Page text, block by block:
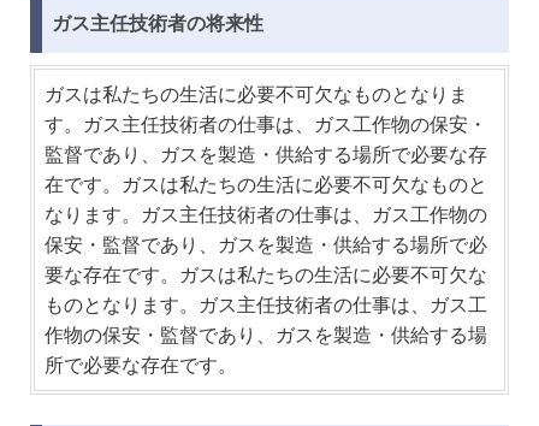
ガス主任技術者の将来性
ガスは私たちの生活に必要不可欠なものとなりま
す。ガス主任技術者の仕事は、ガス工作物の保安・
監督であり、ガスを製造・供給する場所で必要な存
在です。ガスは私たちの生活に必要不可欠なものと
なります。ガス主任技術者の仕事は、ガス工作物の
保安・監督であり、ガスを製造・供給する場所で必
要な存在です。ガスは私たちの生活に必要不可欠な
ものとなります。ガス主任技術者の仕事は、ガス工
作物の保安・監督であり、ガスを製造・供給する場
所で必要な存在です。